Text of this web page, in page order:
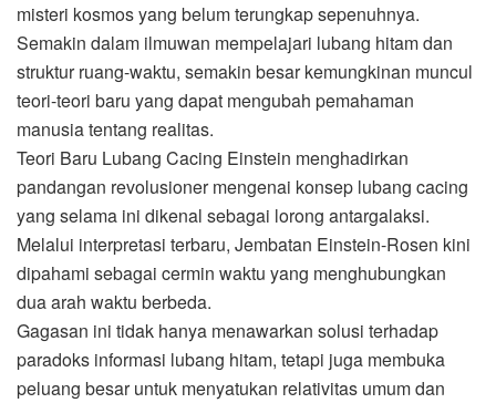
misteri kosmos yang belum terungkap sepenuhnya.
Semakin dalam ilmuwan mempelajari lubang hitam dan
struktur ruang-waktu, semakin besar kemungkinan muncul
teori-teori baru yang dapat mengubah pemahaman
manusia tentang realitas.
Teori Baru Lubang Cacing Einstein menghadirkan
pandangan revolusioner mengenai konsep lubang cacing
yang selama ini dikenal sebagai lorong antargalaksi.
Melalui interpretasi terbaru, Jembatan Einstein-Rosen kini
dipahami sebagai cermin waktu yang menghubungkan
dua arah waktu berbeda.
Gagasan ini tidak hanya menawarkan solusi terhadap
paradoks informasi lubang hitam, tetapi juga membuka
peluang besar untuk menyatukan relativitas umum dan